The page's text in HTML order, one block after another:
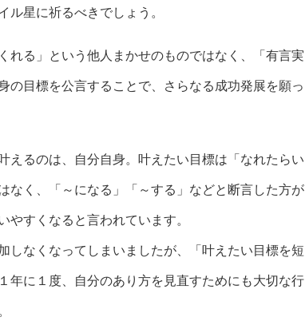
ル星に祈るべきでしょう。
れる」という他人まかせのものではなく、「有言実
の目標を公言することで、さらなる成功発展を願っ
えるのは、自分自身。叶えたい目標は「なれたらい
なく、「～になる」「～する」などと断言した方が
やすくなると言われています。
しなくなってしまいましたが、「叶えたい目標を短
年に１度、自分のあり方を見直すためにも大切な行